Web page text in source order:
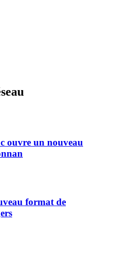
ouvre un nouveau
format de